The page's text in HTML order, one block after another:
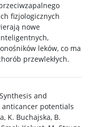
fizjologicznych
nowe
leków, co ma
przewlekłych.
and
potentials
K. Buchajska, B.